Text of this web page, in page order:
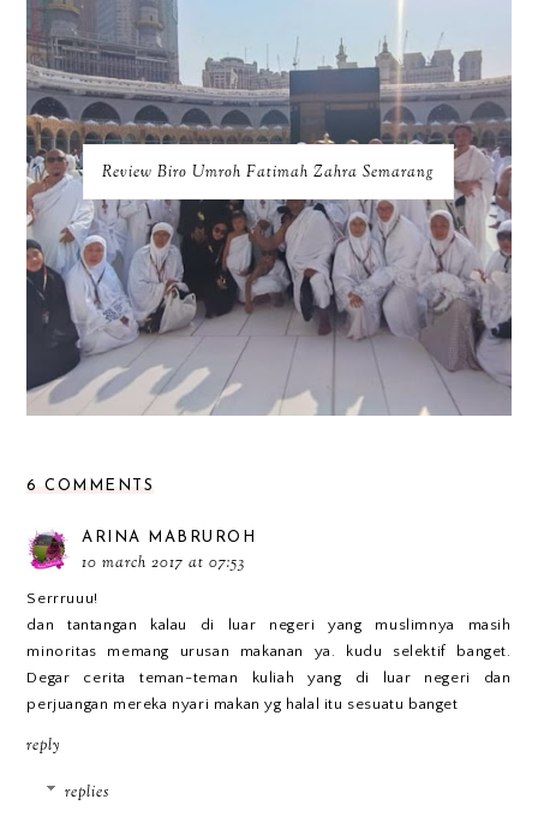
Review Biro Umroh Fatimah Zahra Semarang
6 COMMENTS
ARINA MABRUROH
10 march 2017 at 07:53
Serrruuu!
dan tantangan kalau di luar negeri yang muslimnya masih
minoritas memang urusan makanan ya. kudu selektif banget.
Degar cerita teman-teman kuliah yang di luar negeri dan
perjuangan mereka nyari makan yg halal itu sesuatu banget
reply
replies